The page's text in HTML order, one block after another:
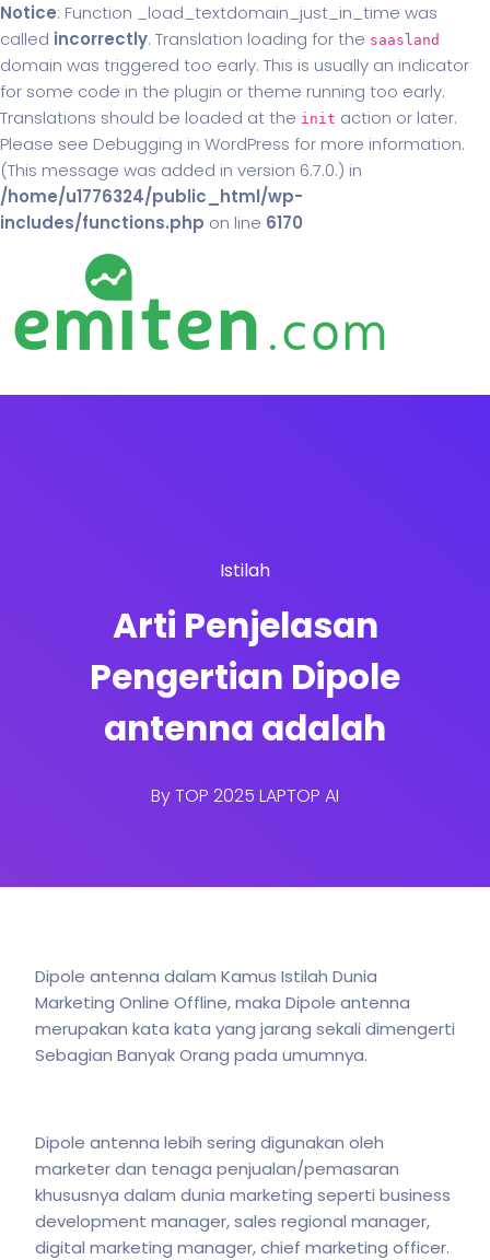
Notice: Function _load_textdomain_just_in_time was
called incorrectly. Translation loading for the saasland
domain was triggered too early. This is usually an indicator
for some code in the plugin or theme running too early.
Translations should be loaded at the init action or later.
Please see Debugging in WordPress for more information.
(This message was added in version 6.7.0.) in
/home/u1776324/public_html/wp-
includes/functions.php on line 6170
Istilah
Arti Penjelasan
Pengertian Dipole
antenna adalah
ByTOP 2025 LAPTOP AI
Dipole antenna dalam Kamus Istilah Dunia
Marketing Online Offline, maka Dipole antenna
merupakan kata kata yang jarang sekali dimengerti
Sebagian Banyak Orang pada umumnya.
Dipole antenna lebih sering digunakan oleh
marketer dan tenaga penjualan/pemasaran
khususnya dalam dunia marketing seperti business
development manager, sales regional manager,
digital marketing manager, chief marketing officer.